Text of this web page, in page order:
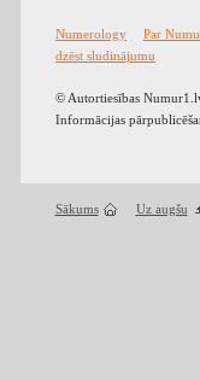
Numerology Par
dzēst sludinājumu
© Autortiesības
Informācijas
Sākums Uz augšu